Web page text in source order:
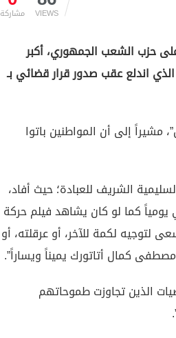
مشاركة VIEWS
حزب الشعب الجمهوري، أكبر
اندلع عقب صدور قرار قضائي بـ
مشيراً إلى أن المواطنين باتوا
الشريف للعبادة؛ حيث أفاد،
يومياً كما لو كان يشاهد فيلم حركة
لتوجيه لكمة للآخر، أو عرقلته، أو
كمال أتاتورك يميناً ويساراً”.
الذين تجاوزت طموحاتهم